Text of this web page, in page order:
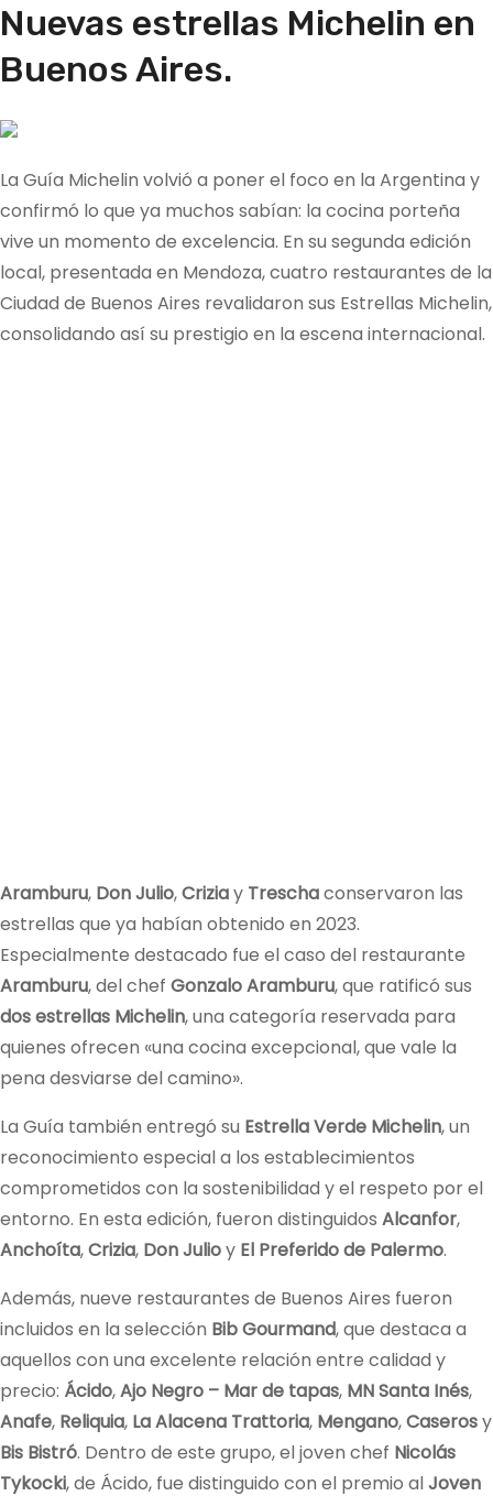
Nuevas estrellas Michelin en
Buenos Aires.
La Guía Michelin volvió a poner el foco en la Argentina y
confirmó lo que ya muchos sabían: la cocina porteña
vive un momento de excelencia. En su segunda edición
local, presentada en Mendoza, cuatro restaurantes de la
Ciudad de Buenos Aires revalidaron sus Estrellas Michelin,
consolidando así su prestigio en la escena internacional.
Aramburu, Don Julio,Criziay Treschaconservaron las
estrellas que ya habían obtenido en 2023.
Especialmente destacado fue el caso del restaurante
Aramburu, del chef Gonzalo Aramburu, que ratificó sus
dos estrellas Michelin, una categoría reservada para
quienes ofrecen «una cocina excepcional, que vale la
pena desviarse del camino».
La Guía también entregó su Estrella Verde Michelin, un
reconocimiento especial a los establecimientos
comprometidos con la sostenibilidad y el respeto por el
entorno. En esta edición, fueron distinguidos Alcanfor,
Anchoíta,Crizia, Don Julioy El Preferido de Palermo.
Además, nueve restaurantes de Buenos Aires fueron
incluidos en la selección Bib Gourmand, que destaca a
aquellos con una excelente relación entre calidad y
precio: Ácido,Ajo Negro – Mar de tapas, MN Santa Inés,
Anafe, Reliquia, La Alacena Trattoria, Mengano,Caserosy
Bis Bistró. Dentro de este grupo, el joven chef Nicolás
Tykocki, de Ácido, fue distinguido con el premio alJoven